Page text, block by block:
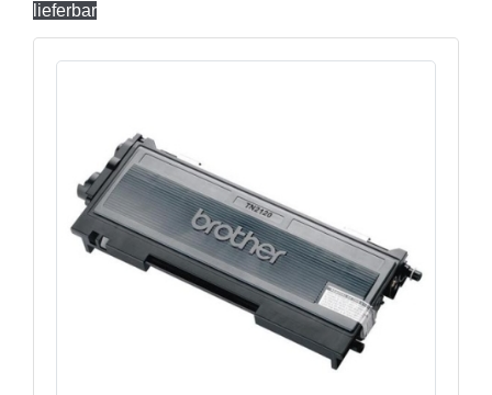
lieferbar